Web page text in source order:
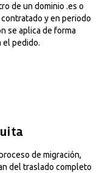
de un dominio .es o
y en periodo
se aplica de forma
el pedido.
de migración,
del traslado completo